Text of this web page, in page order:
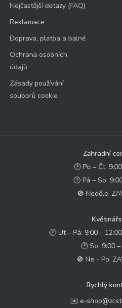
Nejčastější dotazy (FAQ)
Reklamace
Doprava, platba a balné
Ochrana osobních
údajů
Zásady používání
souborů cookie
Zahradní
🕑 Po – Čt:
🕑 Pá – So:
🚫 Neděle:
🕑 Ut – Pá: 9:00 -
🕑 So: 9:00
🚫 Ne - Po:
Rychlý
✉️ e-